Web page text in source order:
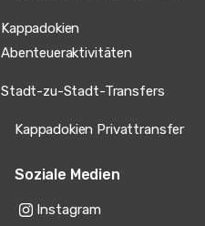
Kappadokien
Abenteueraktivitäten
Stadt-zu-Stadt-Transfers
Kappadokien Privattransfer
Soziale Medien
Instagram